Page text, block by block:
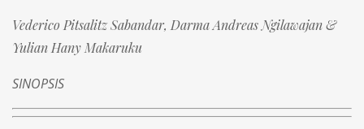
Vederico Pitsalitz Sabandar, Darma Andreas Ngilawajan &
Yulian Hany Makaruku
SINOPSIS